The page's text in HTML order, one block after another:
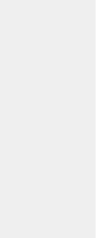
على اقتحام سبتة
المعادن الاستراتيجية
الكفاءة ويمنح الشباب
لصناعة الواقع؟
هو الأساس الوحيد لحل